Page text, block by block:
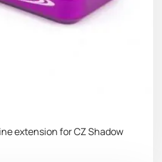
extension for CZ Shadow